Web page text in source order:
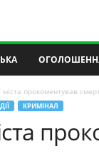
міста прокоментував
КРИМІНАЛ